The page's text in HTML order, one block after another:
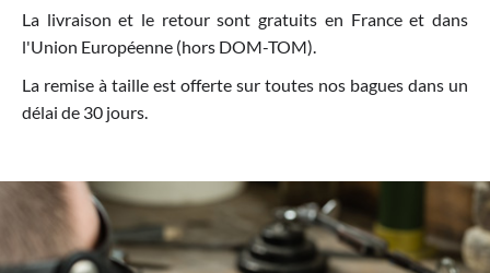
La livraison et le retour sont gratuits en France et dans
l'Union Européenne (hors DOM-TOM).
La remise à taille est offerte sur toutes nos bagues dans un
délai de 30 jours.